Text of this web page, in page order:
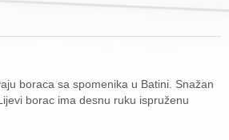
boraca sa spomenika u Batini. Snažan
borac ima desnu ruku ispruženu